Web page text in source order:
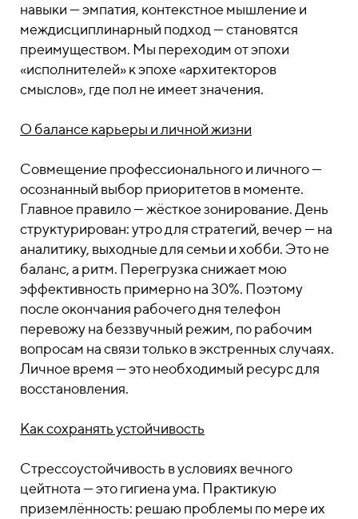
навыки — эмпатия, контекстное мышление и
междисциплинарный подход — становятся
преимуществом. Мы переходим от эпохи
«исполнителей» к эпохе «архитекторов
смыслов», где пол не имеет значения.
О балансе карьеры и личной жизни
Совмещение профессионального и личного —
осознанный выбор приоритетов в моменте.
Главное правило — жёсткое зонирование. День
структурирован: утро для стратегий, вечер — на
аналитику, выходные для семьи и хобби. Это не
баланс, а ритм. Перегрузка снижает мою
эффективность примерно на 30%. Поэтому
после окончания рабочего дня телефон
перевожу на беззвучный режим, по рабочим
вопросам на связи только в экстренных случаях.
Личное время — это необходимый ресурс для
восстановления.
Как сохранять устойчивость
Стрессоустойчивость в условиях вечного
цейтнота — это гигиена ума. Практикую
приземлённость: решаю проблемы по мере их